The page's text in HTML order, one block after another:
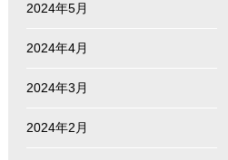
2024年5月
2024年4月
2024年3月
2024年2月